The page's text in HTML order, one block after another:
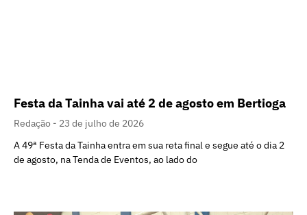
Festa da Tainha vai até 2 de agosto em Bertioga
Redação
23 de julho de 2026
A 49ª Festa da Tainha entra em sua reta final e segue até o dia 2
de agosto, na Tenda de Eventos, ao lado do